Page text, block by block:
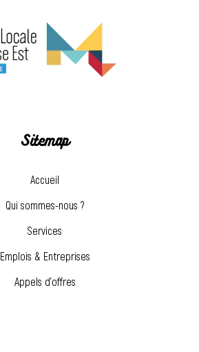
Sitemap
Accueil
Qui sommes-nous ?
Services
Emplois & Entreprises
Appels d’offres